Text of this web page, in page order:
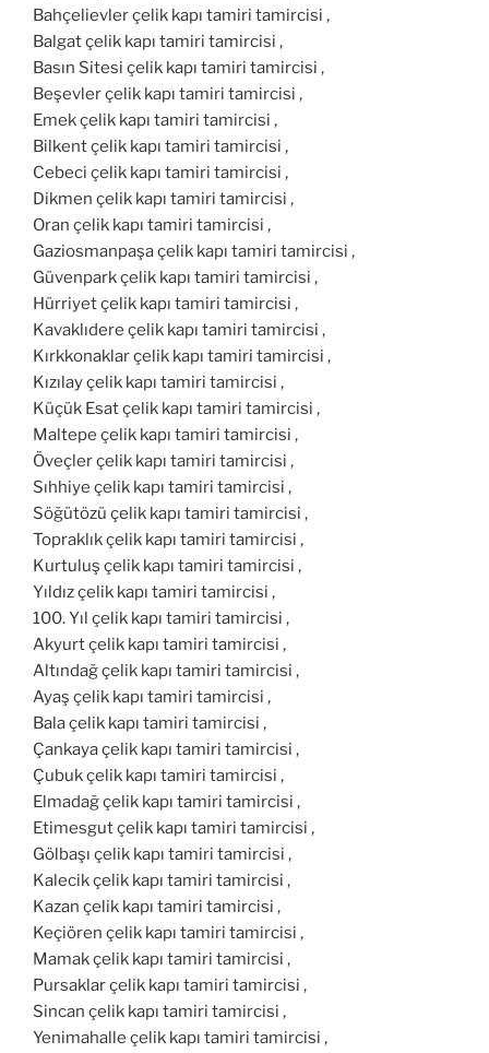
Bahçelievler çelik kapı tamiri tamircisi ,
Balgat çelik kapı tamiri tamircisi ,
Basın Sitesi çelik kapı tamiri tamircisi ,
Beşevler çelik kapı tamiri tamircisi ,
Emek çelik kapı tamiri tamircisi ,
Bilkent çelik kapı tamiri tamircisi ,
Cebeci çelik kapı tamiri tamircisi ,
Dikmen çelik kapı tamiri tamircisi ,
Oran çelik kapı tamiri tamircisi ,
Gaziosmanpaşa çelik kapı tamiri tamircisi ,
Güvenpark çelik kapı tamiri tamircisi ,
Hürriyet çelik kapı tamiri tamircisi ,
Kavaklıdere çelik kapı tamiri tamircisi ,
Kırkkonaklar çelik kapı tamiri tamircisi ,
Kızılay çelik kapı tamiri tamircisi ,
Küçük Esat çelik kapı tamiri tamircisi ,
Maltepe çelik kapı tamiri tamircisi ,
Öveçler çelik kapı tamiri tamircisi ,
Sıhhiye çelik kapı tamiri tamircisi ,
Söğütözü çelik kapı tamiri tamircisi ,
Topraklık çelik kapı tamiri tamircisi ,
Kurtuluş çelik kapı tamiri tamircisi ,
Yıldız çelik kapı tamiri tamircisi ,
100. Yıl çelik kapı tamiri tamircisi ,
Akyurt çelik kapı tamiri tamircisi ,
Altındağ çelik kapı tamiri tamircisi ,
Ayaş çelik kapı tamiri tamircisi ,
Bala çelik kapı tamiri tamircisi ,
Çankaya çelik kapı tamiri tamircisi ,
Çubuk çelik kapı tamiri tamircisi ,
Elmadağ çelik kapı tamiri tamircisi ,
Etimesgut çelik kapı tamiri tamircisi ,
Gölbaşı çelik kapı tamiri tamircisi ,
Kalecik çelik kapı tamiri tamircisi ,
Kazan çelik kapı tamiri tamircisi ,
Keçiören çelik kapı tamiri tamircisi ,
Mamak çelik kapı tamiri tamircisi ,
Pursaklar çelik kapı tamiri tamircisi ,
Sincan çelik kapı tamiri tamircisi ,
Yenimahalle çelik kapı tamiri tamircisi ,